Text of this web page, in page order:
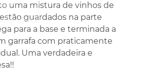
uma mistura de vinhos de
guardados na parte
para a base e terminada a
garrafa com praticamente
Uma verdadeira e